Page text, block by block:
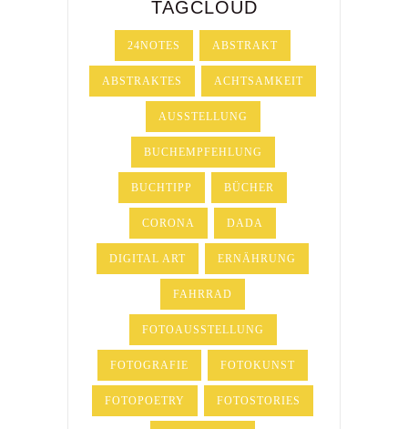
TAGCLOUD
24NOTES ABSTRAKT
ABSTRAKTES ACHTSAMKEIT
AUSSTELLUNG
BUCHEMPFEHLUNG
BUCHTIPP BÜCHER
CORONA DADA
DIGITAL ART ERNÄHRUNG
FAHRRAD
FOTOAUSSTELLUNG
FOTOGRAFIE FOTOKUNST
FOTOPOETRY FOTOSTORIES